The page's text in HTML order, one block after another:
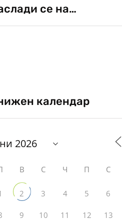
се на…
календар
В С Ч П С
2 3 4 5 6
9 10 11 12 13